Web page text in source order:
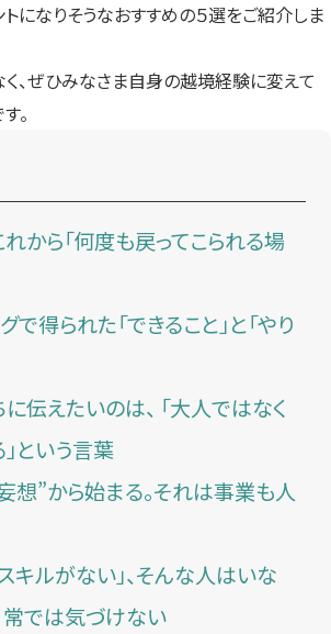
になりそうなおすすめの５選をご紹介しま
く、ぜひみなさま自身の越境経験に変えて
。
から「何度も戻ってこられる場
で得られた「できること」と「やり
伝えたいのは、 「大人ではなく
という言葉
想”から始まる。それは事業も人
キルがない」、そんな人はいな
常では気づけない